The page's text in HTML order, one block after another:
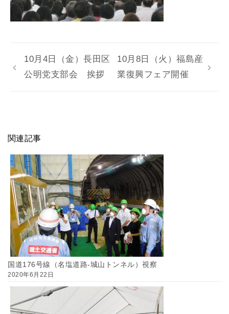
10月4日（金）長田区
公明党支部会 挨拶
10月8日（火）福島産
業復興フェア開催
関連記事
国道176号線（名塩道路-城山トンネル）視察
2020年6月22日